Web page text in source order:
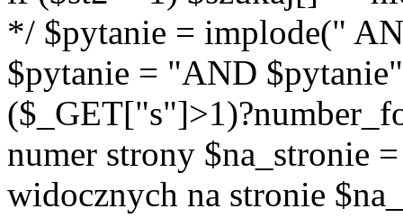
*/ $pytanie = implode("
$pytanie = "AND
numer strony $na_stronie
widocznych na stronie